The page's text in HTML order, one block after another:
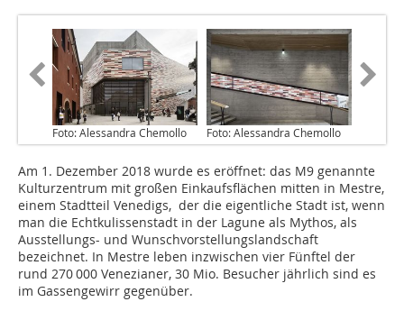
Foto: Alessandra Chemollo Foto: Alessandra Chemollo
Am 1. Dezember 2018 wurde es eröffnet: das M9 genannte
Kulturzentrum mit großen Einkaufsflächen mitten in Mestre,
einem Stadtteil Venedigs, der die eigentliche Stadt ist, wenn
man die Echtkulissenstadt in der Lagune als Mythos, als
Ausstellungs- und Wunschvorstellungslandschaft
bezeichnet. In Mestre leben inzwischen vier Fünftel der
rund 270 000 Venezianer, 30 Mio. Besucher jährlich sind es
im Gassengewirr gegenüber.